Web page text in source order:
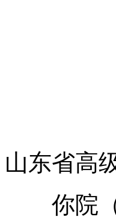
山东省高
你院（